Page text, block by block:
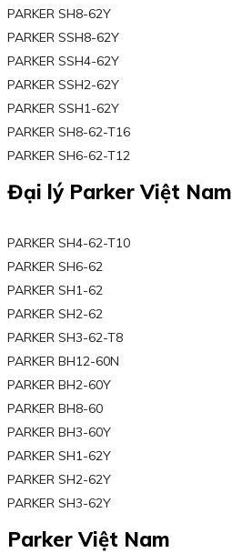
PARKER SH8-62Y
PARKER SSH8-62Y
PARKER SSH4-62Y
PARKER SSH2-62Y
PARKER SSH1-62Y
PARKER SH8-62-T16
PARKER SH6-62-T12
Đại lý Parker Việt Nam
PARKER SH4-62-T10
PARKER SH6-62
PARKER SH1-62
PARKER SH2-62
PARKER SH3-62-T8
PARKER BH12-60N
PARKER BH2-60Y
PARKER BH8-60
PARKER BH3-60Y
PARKER SH1-62Y
PARKER SH2-62Y
PARKER SH3-62Y
Parker Việt Nam